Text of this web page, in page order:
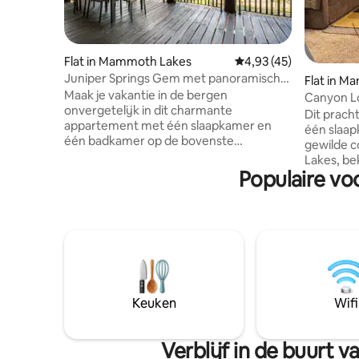
Flat in Mammoth Lakes Gemiddelde
4,93 (45)
Juniper Springs Gem met panoramisch
uitzicht op de bergen!
Maak je vakantie in de bergen
onvergetelijk in dit charmante
appartement met één slaapkamer en
één badkamer op de bovenste
juweeltje biedt een prachtig uitzicht op
de bergen en een eigen balkon voor
slechts enkele minuten afstand. Privacy
op de bovenste verdieping, panoramisch
uitzicht op de bergen en frisse
berglucht: deze epische plek is perfect
zoek zijn naar avontuur en ontspanning!
Flat in
Canyon
Loop
Dit
één
gewilde
Lakes,
nabijheid
korte
als je
gondel
een
twee
Populaire
Keuken Wifi
Verblijf in de buurt